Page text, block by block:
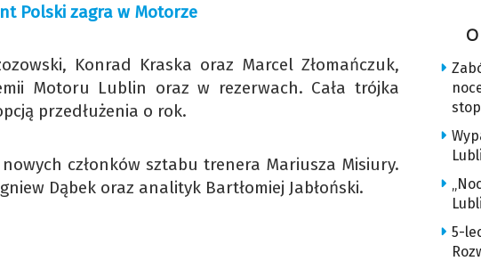
Polski zagra w Motorze
Konrad Kraska oraz Marcel Złomańczuk,
Motoru Lublin oraz w rezerwach. Cała trójka
przedłużenia o rok.
członków sztabu trenera Mariusza Misiury.
Dąbek oraz analityk Bartłomiej Jabłoński.
5-